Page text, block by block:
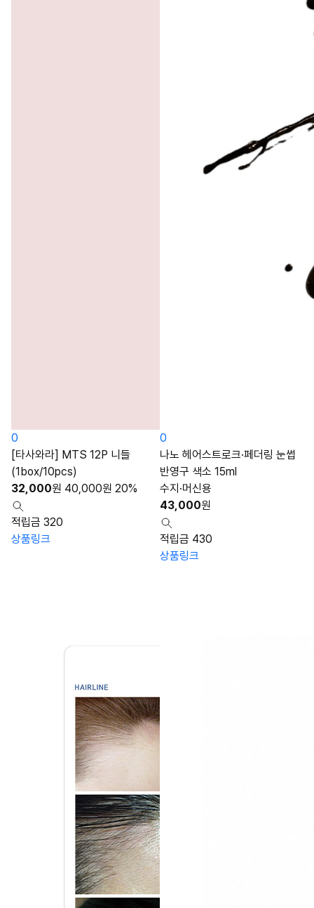
0
[타사와라] MTS 12P 니들
(1box/10pcs)
32,000원 40,000원 20%
적립금 320
상품링크
0
나노 헤어스트로크·페더링 눈썹
반영구 색소 15ml
수지·머신용
43,000원
적립금 430
상품링크